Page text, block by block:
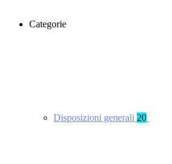
Categorie
Disposizioni generali 20